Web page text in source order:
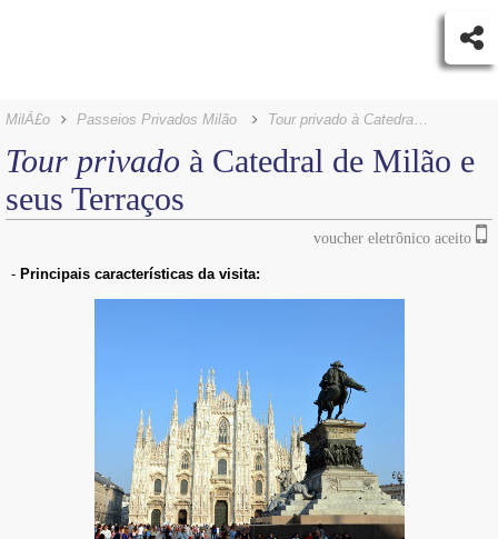
MilÃ£o Passeios Privados Milão Tour privado à Catedral de Milão e seus Terraços
Tour privado à Catedral de Milão e
seus Terraços
voucher eletrônico aceito
- Principais características da visita: